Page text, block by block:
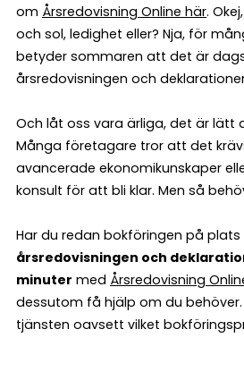
om Årsredovisning Online här.
och sol, ledighet eller? Nja, för
betyder sommaren att det är
årsredovisningen och
Och låt oss vara ärliga, det är lätt
Många företagare tror att det
avancerade ekonomikunskaper
konsult för att bli klar. Men så
Har du redan bokföringen på plats
årsredovisningen och
minuter med Årsredovisning
dessutom få hjälp om du
tjänsten oavsett vilket